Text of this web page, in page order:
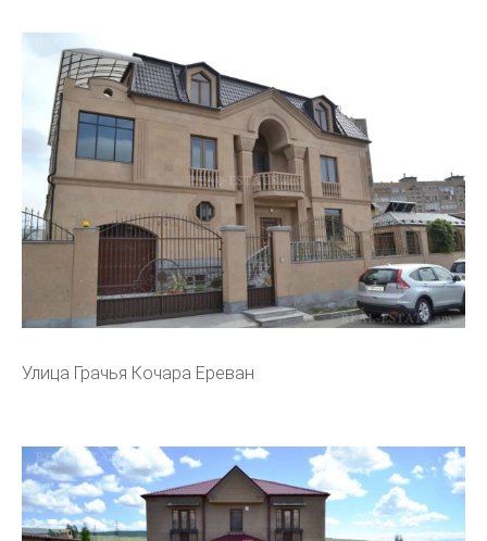
Улица Грачья Кочара Ереван